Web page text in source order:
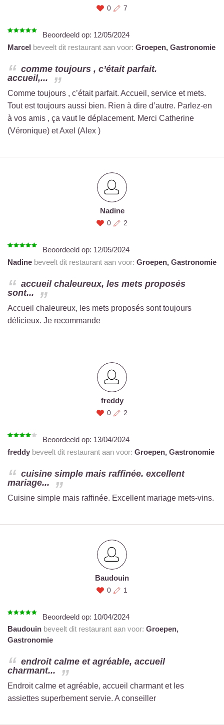
0 7
Beoordeeld op: 12/05/2024
Marcel beveelt dit restaurant aan voor: Groepen, Gastronomie
comme toujours , c’était parfait.
accueil,...
Comme toujours , c’était parfait. Accueil, service et mets.
Tout est toujours aussi bien. Rien à dire d’autre. Parlez-en
à vos amis , ça vaut le déplacement. Merci Catherine
(Véronique) et Axel (Alex )
Nadine
0 2
Beoordeeld op: 12/05/2024
Nadine beveelt dit restaurant aan voor: Groepen, Gastronomie
accueil chaleureux, les mets proposés
sont...
Accueil chaleureux, les mets proposés sont toujours
délicieux. Je recommande
freddy
0 2
Beoordeeld op: 13/04/2024
freddy beveelt dit restaurant aan voor: Groepen, Gastronomie
cuisine simple mais raffinée. excellent
mariage...
Cuisine simple mais raffinée. Excellent mariage mets-vins.
Baudouin
0 1
Beoordeeld op: 10/04/2024
Baudouin beveelt dit restaurant aan voor: Groepen,
Gastronomie
endroit calme et agréable, accueil
charmant...
Endroit calme et agréable, accueil charmant et les
assiettes superbement servie. A conseiller